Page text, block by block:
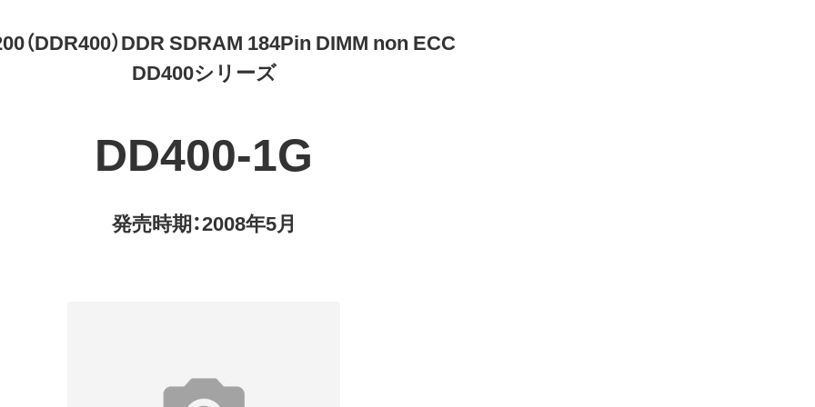
（DDR400）DDR SDRAM 184Pin DIMM non ECC
DD400シリーズ
DD400-1G
発売時期：2008年5月